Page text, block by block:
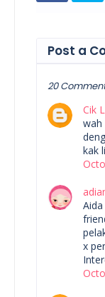
Post a
20
Cik
wah
kak
x